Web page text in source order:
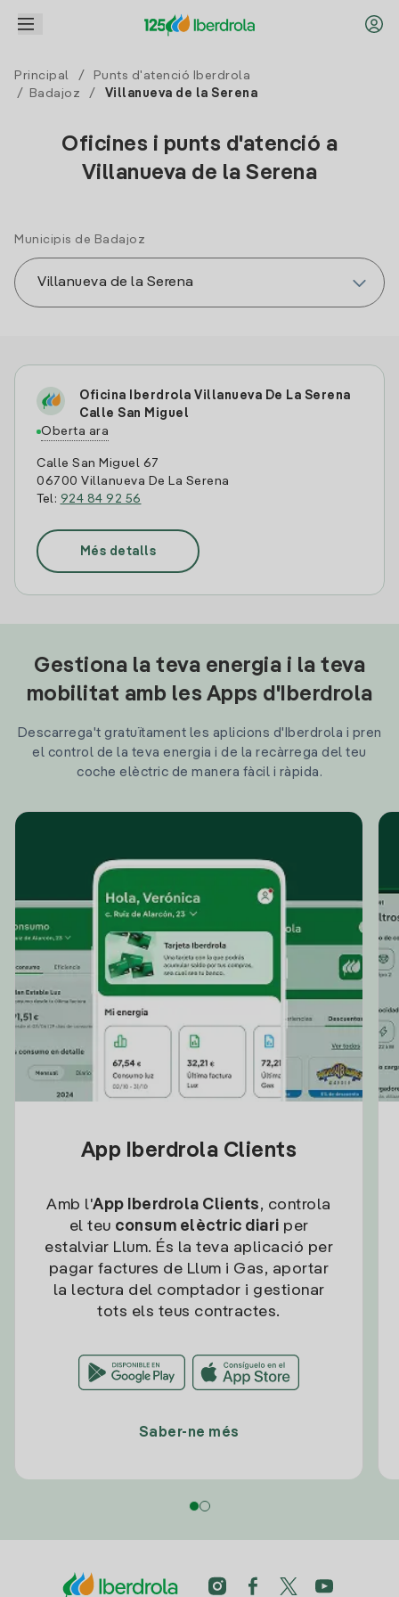
Principal /
Punts d'atenció Iberdrola
/
Badajoz / Villanueva de la Serena
Oficines i punts d'atenció a
Villanueva de la Serena
Municipis de Badajoz
Oficina Iberdrola Villanueva De La Serena
Calle San Miguel
Oberta ara
Calle San Miguel 67
06700 Villanueva De La Serena
Tel: 924 84 92 56
Més detalls
Gestiona la teva energia i la teva
mobilitat amb les Apps d'Iberdrola
Descarrega't gratuïtament les aplicions d'Iberdrola i pren
el control de la teva energia i de la recàrrega del teu
coche elèctric de manera fàcil i ràpida.
App Iberdrola Clients
Amb l'App Iberdrola Clients, controla
el teu consum elèctric diari per
estalviar Llum. És la teva aplicació per
pagar factures de Llum i Gas, aportar
la lectura del comptador i gestionar
tots els teus contractes.
Saber-ne més